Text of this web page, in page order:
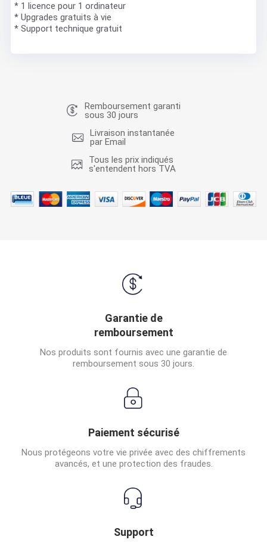
* 1 licence pour 1 ordinateur
* Upgrades gratuits à vie
* Support technique gratuit
Remboursement garanti
sous 30 jours
Livraison instantanée
par Email
Tous les prix indiqués
s'entendent hors TVA
Garantie de
remboursement
Nos produits sont fournis avec une garantie de
remboursement sous 30 jours.
Paiement sécurisé
Nous protégeons votre vie privée avec des chiffrements
avancés, et une protection des fraudes.
Support